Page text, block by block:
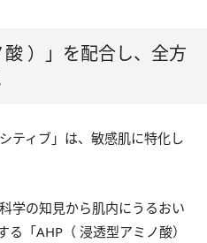
酸 ）」を配合し、全方
ティブ」は、敏感肌に特化し
学の知見から肌内にうるおい
「AHP（ 浸透型アミノ酸）